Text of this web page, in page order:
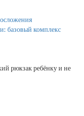
базовый комплекс